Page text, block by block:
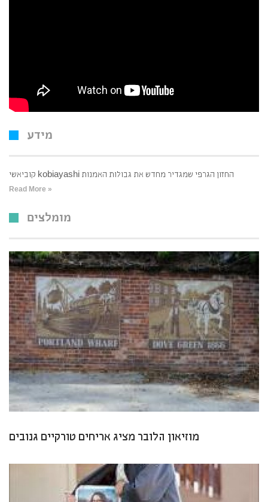
מידע
קוביאשי kobiayashi החזון הגרפי שמגדיר מחדש את גבולות האמנות
Read More »
מומלצים
מוזיאון הלובר מציג אריחים טורקיים גנובים